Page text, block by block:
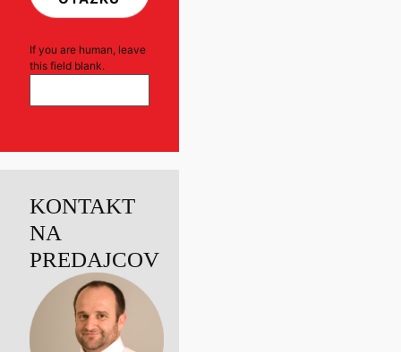
KONTAKT
NA
PREDAJCOV
If you are human, leave
this field blank.